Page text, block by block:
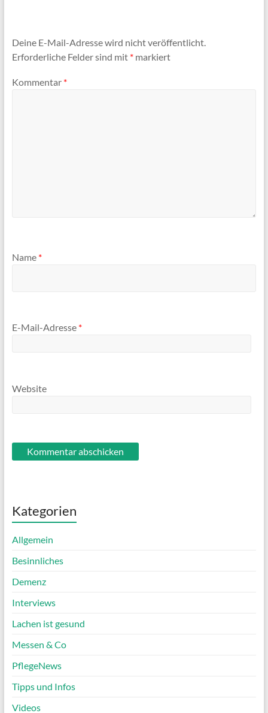
Deine E-Mail-Adresse wird nicht veröffentlicht.
Erforderliche Felder sind mit *markiert
Kommentar *
Name *
E-Mail-Adresse *
Website
Kategorien
Allgemein
Besinnliches
Demenz
Interviews
Lachen ist gesund
Messen & Co
PflegeNews
Tipps und Infos
Videos